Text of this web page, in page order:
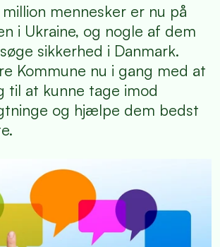
mennesker er nu på
i Ukraine, og nogle af dem
sikkerhed i Danmark.
Kommune nu i gang med at
til at kunne tage imod
og hjælpe dem bedst